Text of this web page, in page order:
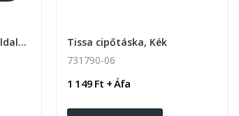
SuboBag Fiesta egyedi oldaltáska
Tissa cipőtáska, Kék
731790-06
1 149 Ft + Áfa